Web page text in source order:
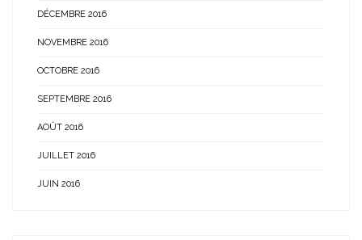
DÉCEMBRE 2016
NOVEMBRE 2016
OCTOBRE 2016
SEPTEMBRE 2016
AOÛT 2016
JUILLET 2016
JUIN 2016